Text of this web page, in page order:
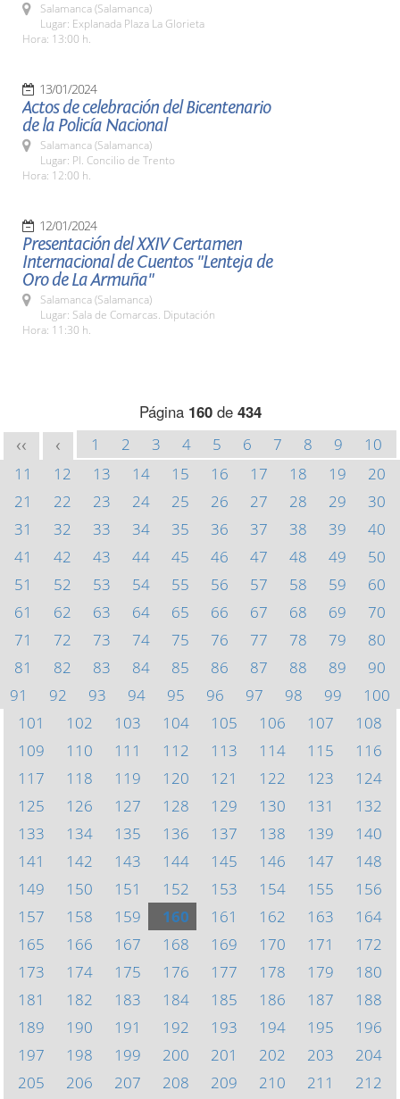
Salamanca (Salamanca)
Lugar: Explanada Plaza La Glorieta
Hora: 13:00 h.
13/01/2024
Actos de celebración del Bicentenario
de la Policía Nacional
Salamanca (Salamanca)
Lugar: Pl. Concilio de Trento
Hora: 12:00 h.
12/01/2024
Presentación del XXIV Certamen
Internacional de Cuentos "Lenteja de
Oro de La Armuña"
Salamanca (Salamanca)
Lugar: Sala de Comarcas. Diputación
Hora: 11:30 h.
Página 160de 434
<< < 1 2 3 4 5 6 7 8 9
10
11
12 13 14 15 16 17 18 19
20
21
22 23 24 25 26 27 28 29
30
31
32 33 34 35 36 37 38 39
40
41
42 43 44 45 46 47 48 49
50
51
52 53 54 55 56 57 58 59
60
61
62 63 64 65 66 67 68 69
70
71
72 73 74 75 76 77 78 79
80
81
82 83 84 85 86 87 88 89
90
91
92 93 94 95 96 97 98 99
100
101
102 103 104 105 106 107
108
109
110 111 112 113 114 115
116
117
118 119 120 121 122 123
124
125
126 127 128 129 130 131
132
133
134 135 136 137 138 139
140
141
142 143 144 145 146 147
148
149
150 151 152 153 154 155
156
157
158 159 160 161 162 163
164
165
166 167 168 169 170 171
172
173
174 175 176 177 178 179
180
181
182 183 184 185 186 187
188
189
190 191 192 193 194 195
196
197
198 199 200 201 202 203
204
205
206 207 208 209 210 211
212